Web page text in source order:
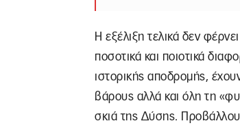
Η εξέλιξη τελικά δεν
ποσοτικά και ποιοτικά
ιστορικής αποδρομής,
βάρους αλλά και όλη τη
σκιά της Δύσης.